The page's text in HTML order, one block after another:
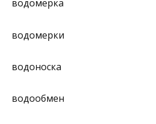
водомерка
водомерки
водоноска
водообмен